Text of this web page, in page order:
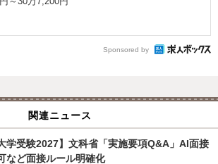
Sponsored by
関連ニュース
大学受験2027】文科省「実施要項Q&A」AI面接
など面接ルール明確化